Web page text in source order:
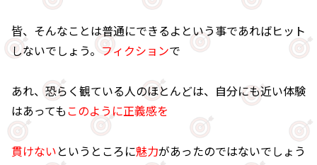
皆、そんなことは普通にできるよという事であればヒット
しないでしょう。 フィクションで
あれ、恐らく観ている人のほとんどは、自分にも近い体験
はあってもこのように正義感を
貫けないというところに魅力があったのではないでしょう